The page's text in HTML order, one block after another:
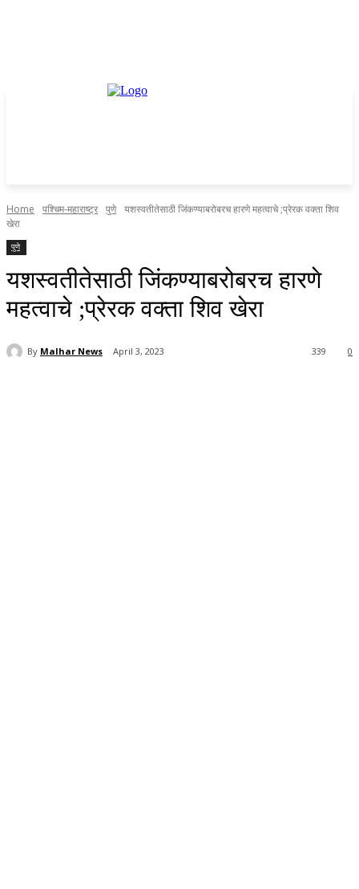
Home पश्चिम-महाराष्ट्र पुणे यशस्वतीतेसाठी जिंकण्याबरोबरच हारणे महत्वाचे ;प्रेरक वक्ता शिव
खेरा
पुणे
यशस्वतीतेसाठी जिंकण्याबरोबरच हारणे
महत्वाचे ;प्रेरक वक्ता शिव खेरा
By Malhar News April 3, 2023 0
339